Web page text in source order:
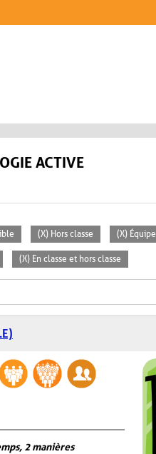
ACTIVE
(X) Hors classe (X) Équipe
(X) En classe et hors classe
2 manières